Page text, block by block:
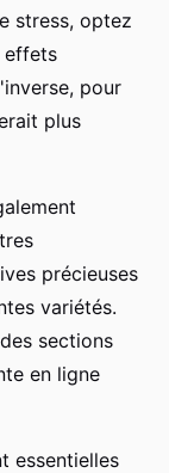
stress, optez
effets
pour
plus
précieuses
variétés.
sections
en ligne
essentielles